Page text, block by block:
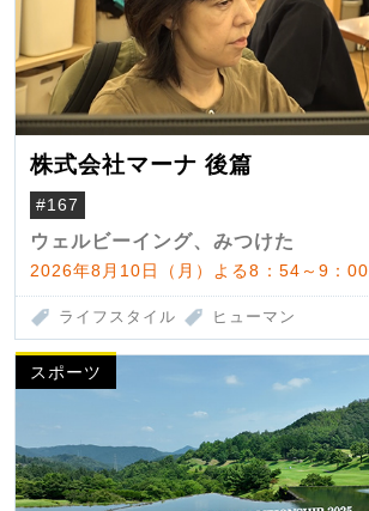
株式会社マーナ 後篇
#167
ウェルビーイング、みつけた
2026年8月10日（月）よる8：54～9：00
ライフスタイル ヒューマン
スポーツ